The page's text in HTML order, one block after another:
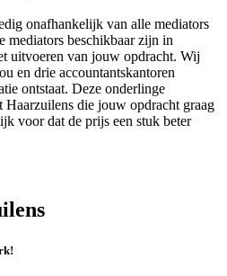
onafhankelijk van alle mediators
beschikbaar zijn in
uitvoeren van jouw opdracht. Wij
en drie accountantskantoren
ontstaat. Deze onderlinge
Haarzuilens die jouw opdracht graag
voor dat de prijs een stuk beter